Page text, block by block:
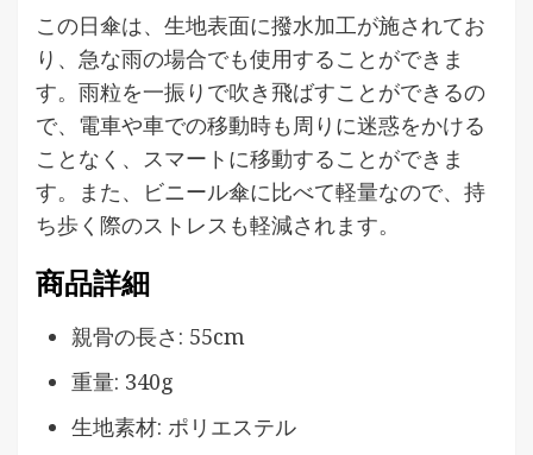
この日傘は、生地表面に撥水加工が施されてお
り、急な雨の場合でも使用することができま
す。雨粒を一振りで吹き飛ばすことができるの
で、電車や車での移動時も周りに迷惑をかける
ことなく、スマートに移動することができま
す。また、ビニール傘に比べて軽量なので、持
ち歩く際のストレスも軽減されます。
商品詳細
親骨の長さ: 55cm
重量: 340g
生地素材: ポリエステル